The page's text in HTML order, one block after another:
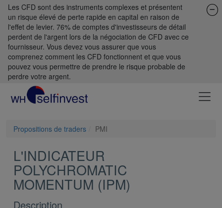
Les CFD sont des instruments complexes et présentent
un risque élevé de perte rapide en capital en raison de
l'effet de levier. 76% de comptes d'investisseurs de détail
perdent de l'argent lors de la négociation de CFD avec ce
fournisseur. Vous devez vous assurer que vous
comprenez comment les CFD fonctionnent et que vous
pouvez vous permettre de prendre le risque probable de
perdre votre argent.
Propositions de traders PMI
L'INDICATEUR
POLYCHROMATIC
MOMENTUM (IPM)
Description